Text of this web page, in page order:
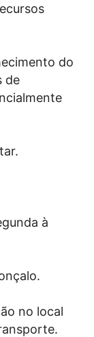
do
de
à
no local